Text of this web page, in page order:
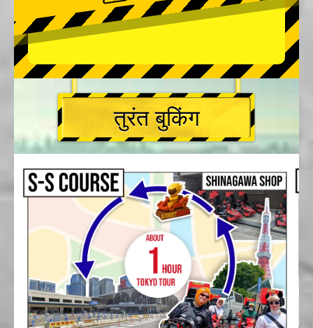
तुरंत बुकिंग